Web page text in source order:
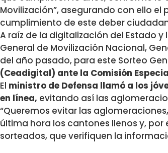
Movilización”, asegurando con ello
cumplimiento de este deber
A raíz de la digitalización del Estado
General de Movilización Nacional,
del año pasado, para este Sorteo
(Ceadigital) ante la Comisión
El ministro de Defensa llamó a los
en línea, evitando así las
“Queremos evitar las
última hora los cantones llenos y,
sorteados, que verifiquen la